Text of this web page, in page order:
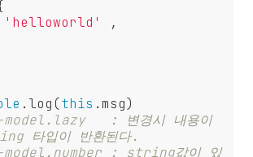
'helloworld'
,
.log(this .msg)
: 변경시 내용이
타입이 반환된다.
: string값이 있